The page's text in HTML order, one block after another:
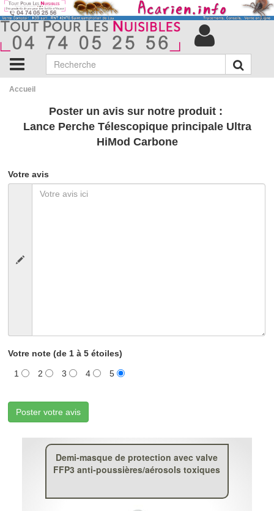
Accueil
Poster un avis sur notre produit :
Lance Perche Télescopique principale Ultra
HiMod Carbone
Votre avis
Votre note (de 1 à 5 étoiles)
1 2 3 4 5
Poster votre avis
Demi-masque de protection avec valve
FFP3 anti-poussières/aérosols toxiques